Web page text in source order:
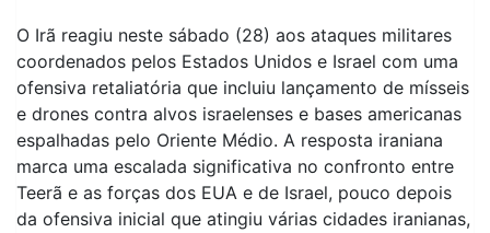
O Irã reagiu neste sábado (28) aos ataques militares
coordenados pelos Estados Unidos e Israel com uma
ofensiva retaliatória que incluiu lançamento de mísseis
e drones contra alvos israelenses e bases americanas
espalhadas pelo Oriente Médio. A resposta iraniana
marca uma escalada significativa no confronto entre
Teerã e as forças dos EUA e de Israel, pouco depois
da ofensiva inicial que atingiu várias cidades iranianas,